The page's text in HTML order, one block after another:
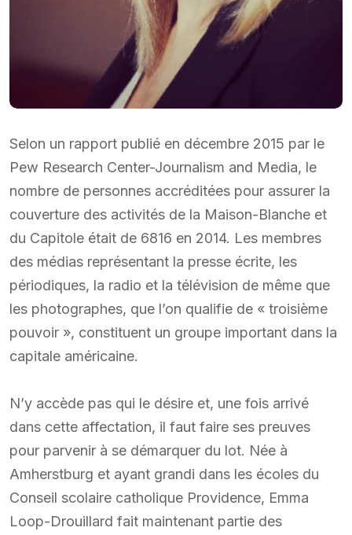
Selon un rapport publié en décembre 2015 par le
Pew Research Center-Journalism and Media, le
nombre de personnes accréditées pour assurer la
couverture des activités de la Maison-Blanche et
du Capitole était de 6816 en 2014. Les membres
des médias représentant la presse écrite, les
périodiques, la radio et la télévision de même que
les photographes, que l’on qualifie de « troisième
pouvoir », constituent un groupe important dans la
capitale américaine.
N’y accède pas qui le désire et, une fois arrivé
dans cette affectation, il faut faire ses preuves
pour parvenir à se démarquer du lot. Née à
Amherstburg et ayant grandi dans les écoles du
Conseil scolaire catholique Providence, Emma
Loop-Drouillard fait maintenant partie des